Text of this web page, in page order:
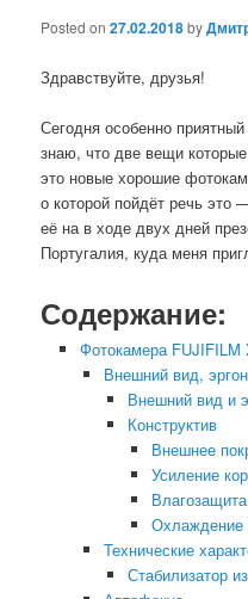
Posted on27.02.2018by
Здравствуйте, друзья!
Сегодня особенно
знаю, что две вещи
это новые хорошие
о которой пойдёт речь это
её на в ходе двух дней
Португалия, куда меня
Содержание:
Фотокамера FUJIFILM
Внешний вид,
Внешний вид и
Конструктив
Внешнее
Усиление
Влагозащита
Охлаждение
Технические
Стабилизатор